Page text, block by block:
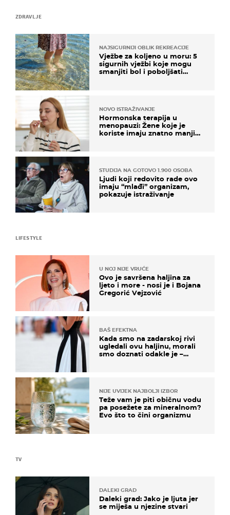
ZDRAVLJE
NAJSIGURNIJI OBLIK REKREACIJE
Vježbe za koljeno u moru: 5
sigurnih vježbi koje mogu
smanjiti bol i poboljšati
NOVO ISTRAŽIVANJE
Hormonska terapija u
menopauzi: Žene koje je
koriste imaju znatno manji
STUDIJA NA GOTOVO 1.900 OSOBA
Ljudi koji redovito rade ovo
imaju “mlađi” organizam,
pokazuje istraživanje
TV
DALEKI GRAD
Daleki grad: Jako je ljuta jer
se miješa u njezine stvari
LIFESTYLE
U NOJ NIJE VRUĆE
Ovo je savršena haljina za
ljeto i more - nosi je i Bojana
Gregorić Vejzović
BAŠ EFEKTNA
Kada smo na zadarskoj rivi
ugledali ovu haljinu, morali
smo doznati odakle je –
NIJE UVIJEK NAJBOLJI IZBOR
Teže vam je piti običnu vodu
pa posežete za mineralnom?
Evo što to čini organizmu